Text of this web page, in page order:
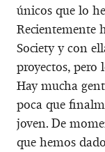
únicos que lo
Recientemente
Society y con
proyectos, pero
Hay mucha
poca que
joven. De
que hemos